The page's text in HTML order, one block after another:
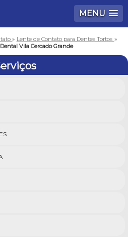
MENU
» Lente de Contato para Dentes Tortos »
Vila Cercado Grande